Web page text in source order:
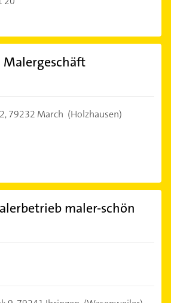
Malergeschäft
79232 March (Holzhausen)
maler-schön